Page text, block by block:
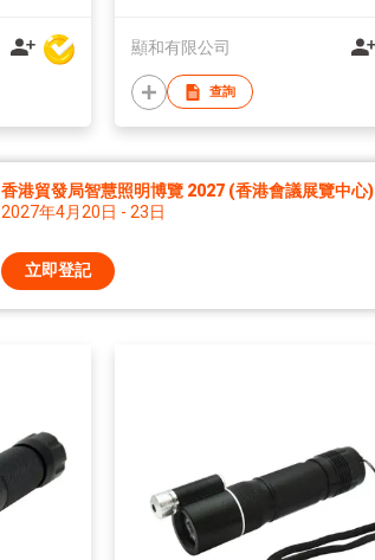
顯和有限公司
查詢
香港貿發局智慧照明博覽 2027 (香港會議展覽中心)
2027年4月20日 - 23日
立即登記